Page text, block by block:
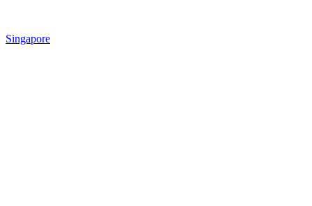
Singapore